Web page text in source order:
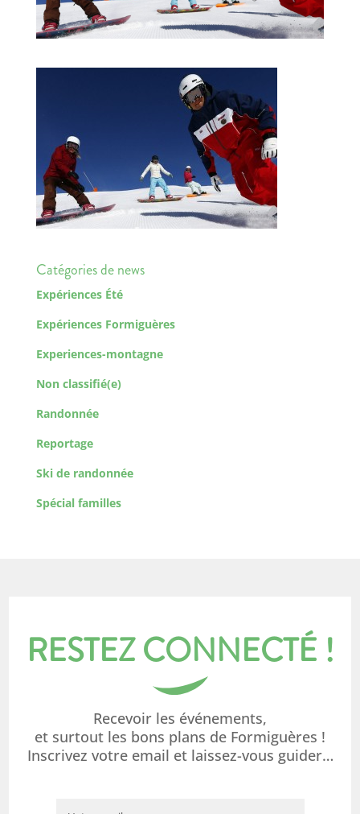
Catégories de news
Expériences Été
Expériences Formiguères
Experiences-montagne
Non classifié(e)
Randonnée
Reportage
Ski de randonnée
Spécial familles
RESTEZ CONNECTÉ !
Recevoir les événements,
et surtout les bons plans de Formiguères !
Inscrivez votre email et laissez-vous guider…